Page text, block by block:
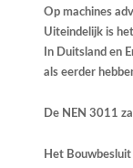
Op machines
Uiteindelijk is
In Duitsland en
als eerder
De NEN 3011
Het